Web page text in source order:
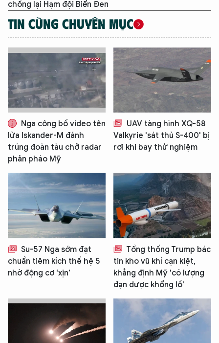
chống lại Hạm đội Biển Đen
TIN CÙNG CHUYÊN MỤC
Nga công bố video tên
lửa Iskander-M đánh
trúng đoàn tàu chở radar
phản pháo Mỹ
UAV tàng hình XQ-58
Valkyrie 'sát thủ S-400' bị
rơi khi bay thử nghiệm
Su-57 Nga sớm đạt
chuẩn tiêm kích thế hệ 5
nhờ động cơ ‘xịn’
Tổng thống Trump bác
tin kho vũ khí cạn kiệt,
khẳng định Mỹ 'có lượng
đạn dược khổng lồ'
XIN CHÀO,
TÔI LÀ CHATBOT CỦA
Hãy hỏi tôi bất kỳ điều gì bạn cần biết về
An Ninh Thủ Đô nhé. Tôi sẵn sàng hỗ trợ!